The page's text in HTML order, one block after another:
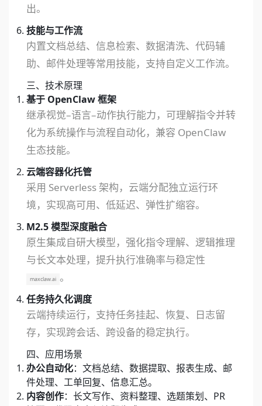
出。
技能与工作流
内置文档总结、信息检索、数据清洗、代码辅
助、邮件处理等常用技能，支持自定义工作流。
三、技术原理
基于 OpenClaw 框架
继承视觉–语言–动作执行能力，可理解指令并转
化为系统操作与流程自动化，兼容 OpenClaw
生态技能。
云端容器化托管
采用 Serverless 架构，云端分配独立运行环
境，实现高可用、低延迟、弹性扩缩容。
M2.5 模型深度融合
原生集成自研大模型，强化指令理解、逻辑推理
与长文本处理，提升执行准确率与稳定性
maxclaw.ai 。
任务持久化调度
云端持续运行，支持任务挂起、恢复、日志留
存，实现跨会话、跨设备的稳定执行。
四、应用场景
办公自动化：文档总结、数据提取、报表生成、邮
件处理、工单回复、信息汇总。
内容创作：长文写作、资料整理、选题策划、PR